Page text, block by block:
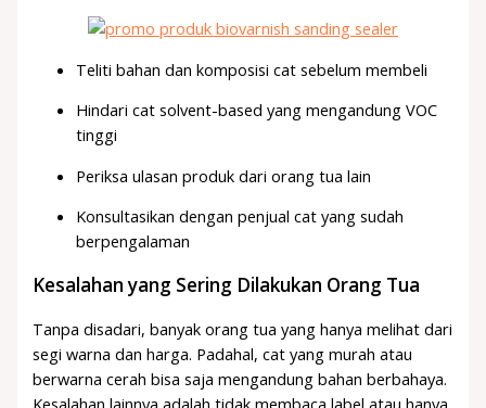
Teliti bahan dan komposisi cat sebelum membeli
Hindari cat solvent-based yang mengandung VOC
tinggi
Periksa ulasan produk dari orang tua lain
Konsultasikan dengan penjual cat yang sudah
berpengalaman
Kesalahan yang Sering Dilakukan Orang Tua
Tanpa disadari, banyak orang tua yang hanya melihat dari
segi warna dan harga. Padahal, cat yang murah atau
berwarna cerah bisa saja mengandung bahan berbahaya.
Kesalahan lainnya adalah tidak membaca label atau hanya